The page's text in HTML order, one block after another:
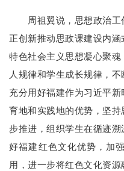
周祖翼说，思想政治工
正创新推动思政课建设内
特色社会主义思想凝心聚
人规律和学生成长规律，
充分用好福建作为习近平
育地和实践地的优势，坚
步推进，组织学生在循迹
好福建红色文化优势，加
用，进一步将红色文化资